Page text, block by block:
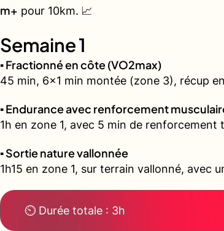
m+ pour 10km. 📈
Semaine 1
▪️ Fractionné en côte (VO2max)
45 min, 6x1 min montée (zone 3), récup
▪️ Endurance avec renforcement
1h en zone 1, avec 5 min de
▪️ Sortie nature vallonnée
1h15 en zone 1, sur terrain vallonné, avec
⏲ Durée totale : 3h